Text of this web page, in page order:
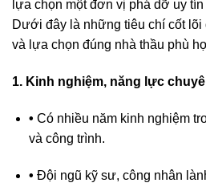
lựa chọn một đơn vị phá dỡ uy
Dưới đây là những tiêu chí cốt
và lựa chọn đúng nhà thầu phù
1. Kinh nghiệm, năng lực
• Có nhiều năm kinh nghiệm
và công trình.
• Đội ngũ kỹ sư, công nhân